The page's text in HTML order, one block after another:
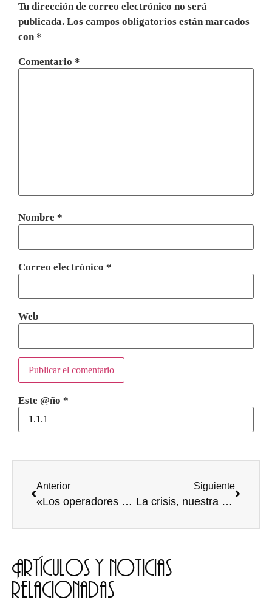
Tu dirección de correo electrónico no será
publicada. Los campos obligatorios están marcados
con*
Comentario *
Nombre *
Correo electrónico *
Web
Este @ño *
Anterior
«Los operadores políticos NO neutrales.»
Siguiente
La crisis, nuestra aliada.
Artículos y noticias
relacionadas